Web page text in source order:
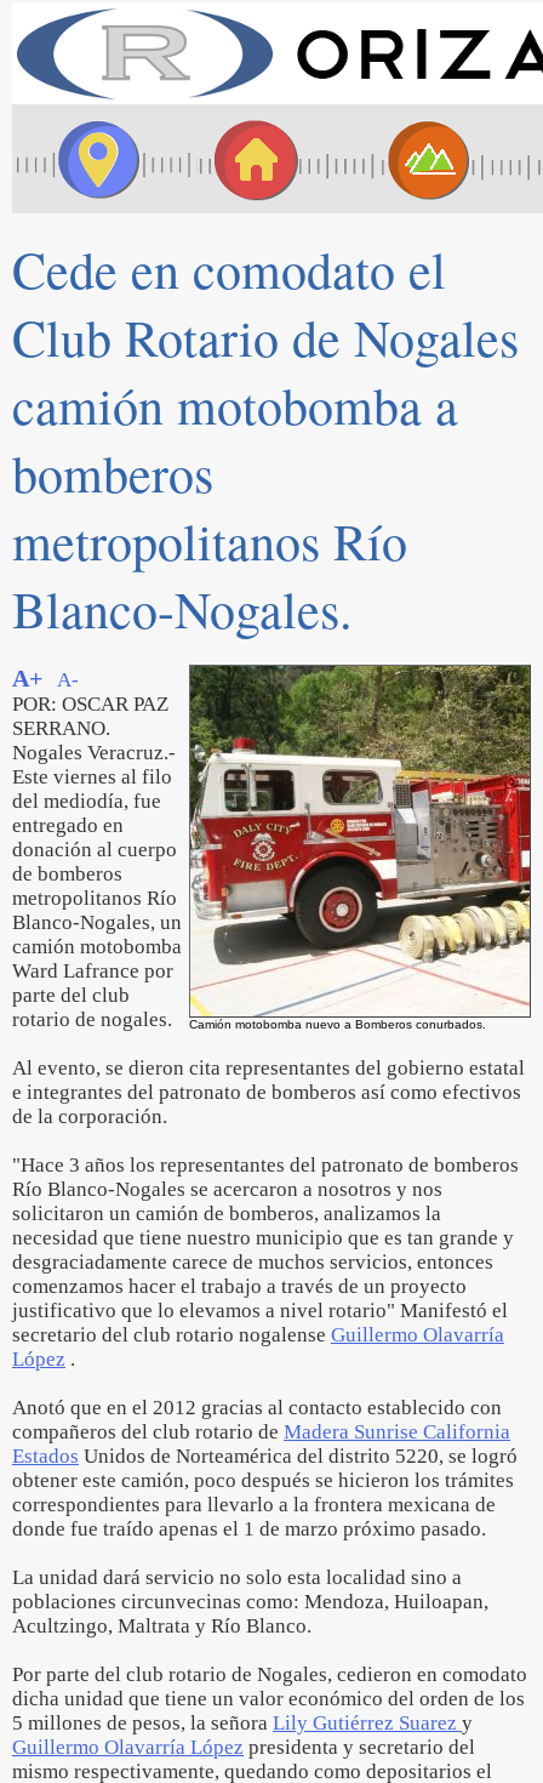
Cede en comodato el
Club Rotario de Nogales
camión motobomba a
bomberos
metropolitanos Río
Blanco-Nogales.
Camión motobomba nuevo a Bomberos conurbados.
A+
A-
POR: OSCAR PAZ
SERRANO.
Nogales Veracruz.-
Este viernes al filo
del mediodía, fue
entregado en
donación al cuerpo
de bomberos
metropolitanos Río
Blanco-Nogales, un
camión motobomba
Ward Lafrance por
parte del club
rotario de nogales.
Al evento, se dieron cita representantes del gobierno estatal
e integrantes del patronato de bomberos así como efectivos
de la corporación.
"Hace 3 años los representantes del patronato de bomberos
Río Blanco-Nogales se acercaron a nosotros y nos
solicitaron un camión de bomberos, analizamos la
necesidad que tiene nuestro municipio que es tan grande y
desgraciadamente carece de muchos servicios, entonces
comenzamos hacer el trabajo a través de un proyecto
justificativo que lo elevamos a nivel rotario" Manifestó el
secretario del club rotario nogalense Guillermo Olavarría
López .
Anotó que en el 2012 gracias al contacto establecido con
compañeros del club rotario de Madera Sunrise California
Estados Unidos de Norteamérica del distrito 5220, se logró
obtener este camión, poco después se hicieron los trámites
correspondientes para llevarlo a la frontera mexicana de
donde fue traído apenas el 1 de marzo próximo pasado.
La unidad dará servicio no solo esta localidad sino a
poblaciones circunvecinas como: Mendoza, Huiloapan,
Acultzingo, Maltrata y Río Blanco.
Por parte del club rotario de Nogales, cedieron en comodato
dicha unidad que tiene un valor económico del orden de los
5 millones de pesos, la señora Lily Gutiérrez Suarez y
Guillermo Olavarría López presidenta y secretario del
mismo respectivamente, quedando como depositarios el